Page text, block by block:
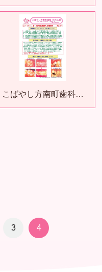
こばやし方南町歯科…
3 4